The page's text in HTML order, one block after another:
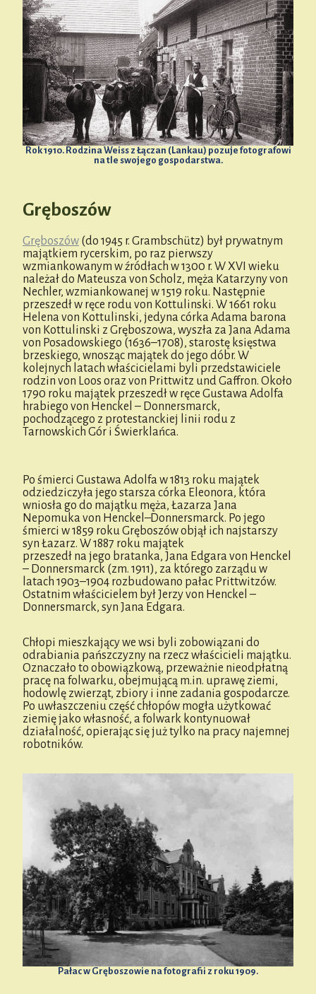
Rok 1910. Rodzina Weiss z Łączan (Lankau) pozuje fotografowi
na tle swojego gospodarstwa.
Gręboszów
Gręboszów (do 1945 r. Grambschütz) był prywatnym
majątkiem rycerskim, po raz pierwszy
wzmiankowanym w źródłach w 1300 r. W XVI wieku
należał do Mateusza von Scholz, męża Katarzyny von
Nechler, wzmiankowanej w 1519 roku. Następnie
przeszedł w ręce rodu von Kottulinski. W 1661 roku
Helena von Kottulinski, jedyna córka Adama barona
von Kottulinski z Gręboszowa, wyszła za Jana Adama
von Posadowskiego (1636–1708), starostę księstwa
brzeskiego, wnosząc majątek do jego dóbr. W
kolejnych latach właścicielami byli przedstawiciele
rodzin von Loos oraz von Prittwitz und Gaffron. Około
1790 roku majątek przeszedł w ręce Gustawa Adolfa
hrabiego von Henckel – Donnersmarck,
pochodzącego z protestanckiej linii rodu z
Tarnowskich Gór i Świerklańca.
Po śmierci Gustawa Adolfa w 1813 roku majątek
odziedziczyła jego starsza córka Eleonora, która
wniosła go do majątku męża, Łazarza Jana
Nepomuka von Henckel–Donnersmarck. Po jego
śmierci w 1859 roku Gręboszów objął ich najstarszy
syn Łazarz. W 1887 roku majątek
przeszedł na jego bratanka, Jana Edgara von Henckel
– Donnersmarck (zm. 1911), za którego zarządu w
latach 1903–1904 rozbudowano pałac Prittwitzów.
Ostatnim właścicielem był Jerzy von Henckel –
Donnersmarck, syn Jana Edgara.
Chłopi mieszkający we wsi byli zobowiązani do
odrabiania pańszczyzny na rzecz właścicieli majątku.
Oznaczało to obowiązkową, przeważnie nieodpłatną
pracę na folwarku, obejmującą m.in. uprawę ziemi,
hodowlę zwierząt, zbiory i inne zadania gospodarcze.
Po uwłaszczeniu część chłopów mogła użytkować
ziemię jako własność, a folwark kontynuował
działalność, opierając się już tylko na pracy najemnej
robotników.
Pałac w Gręboszowie na fotografii z roku 1909.